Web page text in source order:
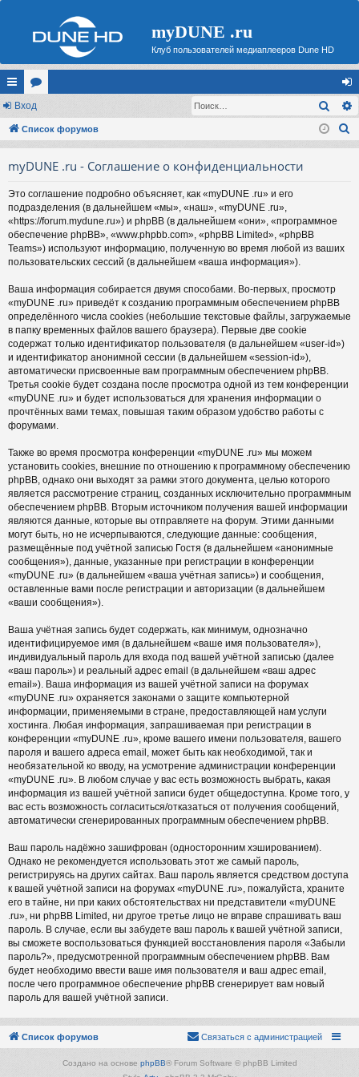
myDUNE .ru
Клуб пользователей медиаплееров Dune HD
с
ы
ор
ум
хо
д
Вход
Список форумов
myDUNE .ru - Соглашение о конфиденциальности
Это соглашение подробно объясняет, как «myDUNE .ru» и его
подразделения (в дальнейшем «мы», «наш», «myDUNE .ru»,
«https://forum.mydune.ru») и phpBB (в дальнейшем «они», «программное
обеспечение phpBB», «www.phpbb.com», «phpBB Limited», «phpBB
Teams») используют информацию, полученную во время любой из ваших
пользовательских сессий (в дальнейшем «ваша информация»).
Ваша информация собирается двумя способами. Во-первых, просмотр
«myDUNE .ru» приведёт к созданию программным обеспечением phpBB
определённого числа cookies (небольшие текстовые файлы, загружаемые
в папку временных файлов вашего браузера). Первые две cookie
содержат только идентификатор пользователя (в дальнейшем «user-id»)
и идентификатор анонимной сессии (в дальнейшем «session-id»),
автоматически присвоенные вам программным обеспечением phpBB.
Третья cookie будет создана после просмотра одной из тем конференции
«myDUNE .ru» и будет использоваться для хранения информации о
прочтённых вами темах, повышая таким образом удобство работы с
форумами.
Также во время просмотра конференции «myDUNE .ru» мы можем
установить cookies, внешние по отношению к программному обеспечению
phpBB, однако они выходят за рамки этого документа, целью которого
является рассмотрение страниц, созданных исключительно программным
обеспечением phpBB. Вторым источником получения вашей информации
являются данные, которые вы отправляете на форум. Этими данными
могут быть, но не исчерпываются, следующие данные: сообщения,
размещённые под учётной записью Гостя (в дальнейшем «анонимные
сообщения»), данные, указанные при регистрации в конференции
«myDUNE .ru» (в дальнейшем «ваша учётная запись») и сообщения,
оставленные вами после регистрации и авторизации (в дальнейшем
«ваши сообщения»).
Ваша учётная запись будет содержать, как минимум, однозначно
идентифицируемое имя (в дальнейшем «ваше имя пользователя»),
индивидуальный пароль для входа под вашей учётной записью (далее
«ваш пароль») и реальный адрес email (в дальнейшем «ваш адрес
email»). Ваша информация из вашей учётной записи на форумах
«myDUNE .ru» охраняется законами о защите компьютерной
информации, применяемыми в стране, предоставляющей нам услуги
хостинга. Любая информация, запрашиваемая при регистрации в
конференции «myDUNE .ru», кроме вашего имени пользователя, вашего
пароля и вашего адреса email, может быть как необходимой, так и
необязательной ко вводу, на усмотрение администрации конференции
«myDUNE .ru». В любом случае у вас есть возможность выбрать, какая
информация из вашей учётной записи будет общедоступна. Кроме того, у
вас есть возможность согласиться/отказаться от получения сообщений,
автоматически сгенерированных программным обеспечением phpBB.
Ваш пароль надёжно зашифрован (односторонним хэшированием).
Однако не рекомендуется использовать этот же самый пароль,
регистрируясь на других сайтах. Ваш пароль является средством доступа
к вашей учётной записи на форумах «myDUNE .ru», пожалуйста, храните
его в тайне, ни при каких обстоятельствах ни представители «myDUNE
.ru», ни phpBB Limited, ни другое третье лицо не вправе спрашивать ваш
пароль. В случае, если вы забудете ваш пароль к вашей учётной записи,
вы сможете воспользоваться функцией восстановления пароля «Забыли
пароль?», предусмотренной программным обеспечением phpBB. Вам
будет необходимо ввести ваше имя пользователя и ваш адрес email,
после чего программное обеспечение phpBB сгенерирует вам новый
пароль для вашей учётной записи.
Список форумов Связаться с администрацией
Создано на основе phpBB® Forum Software © phpBB Limited